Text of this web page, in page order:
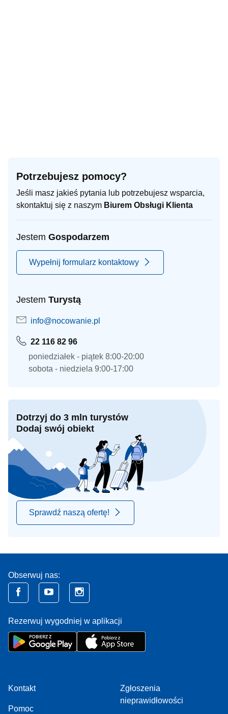
Potrzebujesz pomocy?
Jeśli masz jakieś pytania lub potrzebujesz wsparcia,
skontaktuj się z naszym Biurem Obsługi Klienta
Jestem Gospodarzem
Wypełnij formularz kontaktowy
Jestem Turystą
info@nocowanie.pl
22 116 82 96
poniedziałek - piątek 8:00-20:00
sobota - niedziela 9:00-17:00
Dotrzyj do 3 mln turystów
Dodaj swój obiekt
Sprawdź naszą ofertę!
Obserwuj nas:
Rezerwuj wygodniej w aplikacji
Kontakt
Pomoc
Zgłoszenia
nieprawidłowości